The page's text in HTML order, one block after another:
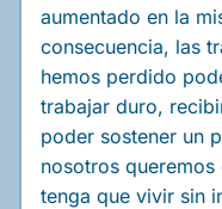
aumentado en la
consecuencia, las
hemos perdido
trabajar duro,
poder sostener un
nosotros queremos
tenga que vivir sin